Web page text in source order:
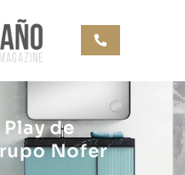
de
Nofer